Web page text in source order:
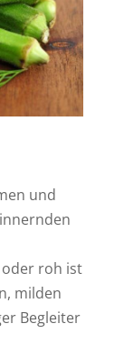
und
oder roh ist
milden
Begleiter